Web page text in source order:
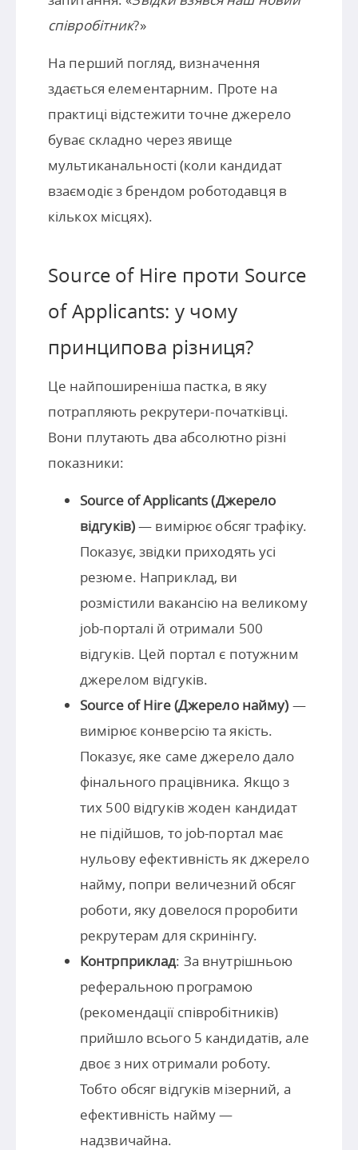
співробітник?»
На перший погляд, визначення
здається елементарним. Проте на
практиці відстежити точне джерело
буває складно через явище
мультиканальності (коли кандидат
взаємодіє з брендом роботодавця в
кількох місцях).
Source of Hire проти Source
of Applicants: у чому
принципова різниця?
Це найпоширеніша пастка, в яку
потрапляють рекрутери-початківці.
Вони плутають два абсолютно різні
показники:
Source of Applicants (Джерело
відгуків)— вимірює обсяг трафіку.
Показує, звідки приходять усі
резюме. Наприклад, ви
розмістили вакансію на великому
job-порталі й отримали 500
відгуків. Цей портал є потужним
джерелом відгуків.
Source of Hire (Джерело найму) —
вимірює конверсію та якість.
Показує, яке саме джерело дало
фінального працівника. Якщо з
тих 500 відгуків жоден кандидат
не підійшов, то job-портал має
нульову ефективність як джерело
найму, попри величезний обсяг
роботи, яку довелося проробити
рекрутерам для скринінгу.
Контрприклад: За внутрішньою
реферальною програмою
(рекомендації співробітників)
прийшло всього 5 кандидатів, але
двоє з них отримали роботу.
Тобто обсяг відгуків мізерний, а
ефективність найму —
надзвичайна.